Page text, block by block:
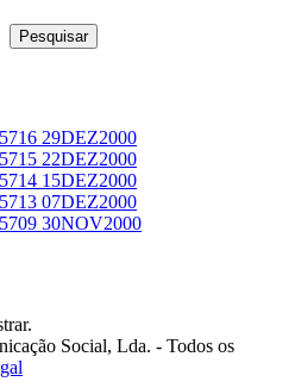
Pesquisar
29DEZ2000
22DEZ2000
15DEZ2000
07DEZ2000
30NOV2000
Social, Lda. - Todos os